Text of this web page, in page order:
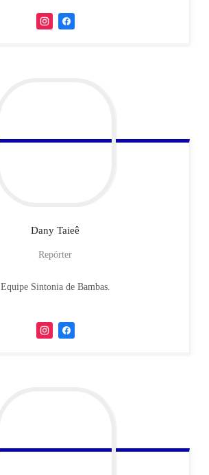
Dany Taieê
Repórter
Equipe Sintonia de Bambas.